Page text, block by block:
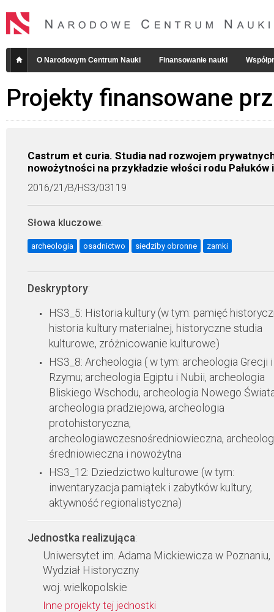
O Narodowym Centrum Nauki Finansowanie nauki
Projekty finansowane
Castrum et curia. Studia nad rozwojem
nowożytności na przykładzie włości rodu
2016/21/B/HS3/03119
Słowa kluczowe:
archeologia osadnictwo siedziby obronne zamki
Deskryptory:
HS3_5: Historia kultury (w tym: pamięć
historia kultury materialnej, historyczne studia
kulturowe, zróżnicowanie kulturowe)
HS3_8: Archeologia ( w tym: archeologia Grecji i
Rzymu; archeologia Egiptu i Nubii, archeologia
Bliskiego Wschodu, archeologia Nowego
archeologia pradziejowa, archeologia
protohistoryczna,
archeologiawczesnośredniowieczna,
średniowieczna i nowożytna
HS3_12: Dziedzictwo kulturowe (w tym:
inwentaryzacja pamiątek i zabytków kultury,
aktywność regionalistyczna)
Jednostka realizująca:
Uniwersytet im. Adama Mickiewicza w Poznaniu,
Wydział Historyczny
woj. wielkopolskie
Inne projekty tej jednostki